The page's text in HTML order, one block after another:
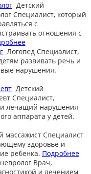
Детский
Специалист, который
с
отношения с
Логопед Специалист,
развивать речь и
нарушения.
Детский
Специалист,
лечащий нарушения
аппарата у детей.
массажист Специалист
здоровье и
ребенка. Подробнее
Врач,
и лечением